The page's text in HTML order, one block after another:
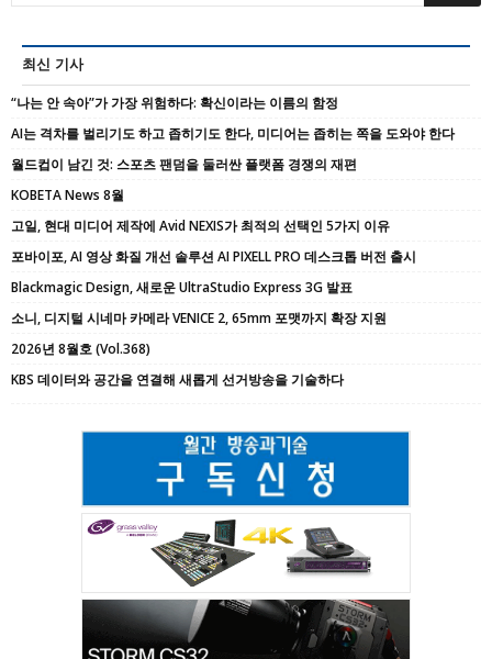
최신 기사
“나는 안 속아”가 가장 위험하다: 확신이라는 이름의 함정
AI는 격차를 벌리기도 하고 좁히기도 한다, 미디어는 좁히는 쪽을 도와야 한다
월드컵이 남긴 것: 스포츠 팬덤을 둘러싼 플랫폼 경쟁의 재편
KOBETA News 8월
고일, 현대 미디어 제작에 Avid NEXIS가 최적의 선택인 5가지 이유
포바이포, AI 영상 화질 개선 솔루션 AI PIXELL PRO 데스크톱 버전 출시
Blackmagic Design, 새로운 UltraStudio Express 3G 발표
소니, 디지털 시네마 카메라 VENICE 2, 65mm 포맷까지 확장 지원
2026년 8월호 (Vol.368)
KBS 데이터와 공간을 연결해 새롭게 선거방송을 기술하다